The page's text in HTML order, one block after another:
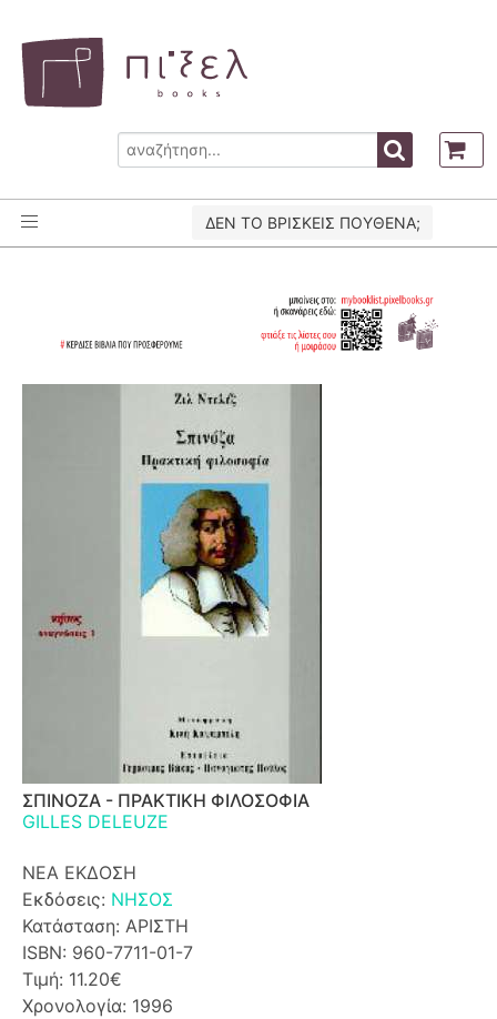
ΔΕΝ ΤΟ ΒΡΙΣΚΕΙΣ ΠΟΥΘΕΝΑ;
ΣΠΙΝΟΖΑ - ΠΡΑΚΤΙΚΗ ΦΙΛΟΣΟΦΙΑ
GILLES DELEUZE
ΝΕΑ ΕΚΔΟΣΗ
Εκδόσεις: ΝΗΣΟΣ
Κατάσταση: ΑΡΙΣΤΗ
ISBN: 960-7711-01-7
Τιμή: 11.20€
Χρονολογία: 1996